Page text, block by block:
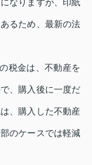
るため、最新の法
税金は、不動産を
、購入後に一度だ
、購入した不動産
のケースでは軽減